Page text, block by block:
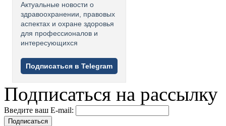
Актуальные новости о
здравоохранении, правовых
аспектах и охране здоровья
для профессионалов и
интересующихся
Подписаться в Telegram
Подписаться на рассылку
Введите ваш E-mail:
Подписаться